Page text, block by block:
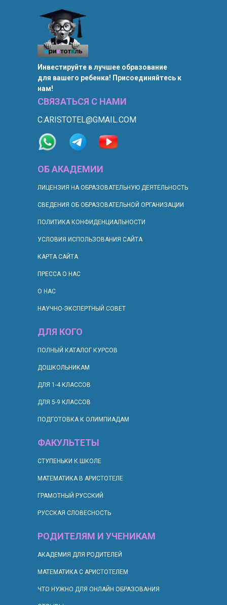
ЛИЦЕНЗИЯ НА ОБРАЗОВАТЕЛЬНУЮ ДЕЯТЕЛЬНОСТЬ
СВЕДЕНИЯ ОБ ОБРАЗОВАТЕЛЬНОЙ ОРГАНИЗАЦИИ
ПОЛИТИКА КОНФИДЕНЦИАЛЬНОСТИ
УСЛОВИЯ ИСПОЛЬЗОВАНИЯ САЙТА
ОБ АКАДЕМИИ
КАРТА САЙТА
ПРЕССА О НАС
О НАС
НАУЧНО-ЭКСПЕРТНЫЙ СОВЕТ
СТУПЕНЬКИ К ШКОЛЕ
МАТЕМАТИКА В АРИСТОТЕЛЕ
ГРАМОТНЫЙ РУССКИЙ
РУССКАЯ СЛОВЕСНОСТЬ
ФАКУЛЬТЕТЫ
ДЛЯ КОГО
ДОШКОЛЬНИКАМ
ПОЛНЫЙ КАТАЛОГ КУРСОВ
ДЛЯ 1-4 КЛАССОВ
ДЛЯ 5-9 КЛАССОВ
ПОДГОТОВКА К ОЛИМПИАДАМ
СВЯЗАТЬСЯ С НАМИ
C.ARISTOTEL@GMAIL.COM
Инвестируйте в лучшее образование
для вашего ребенка! Присоединяйтесь к
нам!
РОДИТЕЛЯМ И УЧЕНИКАМ
АКАДЕМИЯ ДЛЯ РОДИТЕЛЕЙ
МАТЕМАТИКА С АРИСТОТЕЛЕМ
ЧТО НУЖНО ДЛЯ ОНЛАЙН ОБРАЗОВАНИЯ